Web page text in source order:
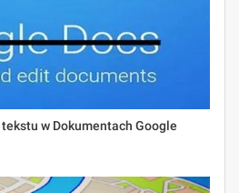
w Dokumentach Google